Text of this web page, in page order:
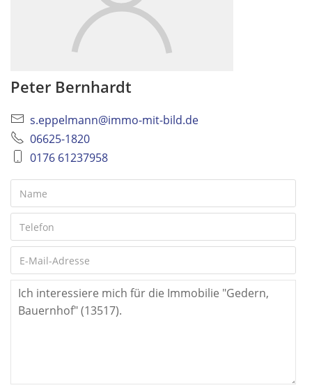
Peter Bernhardt
s.eppelmann@immo-mit-bild.de
06625-1820
0176 61237958